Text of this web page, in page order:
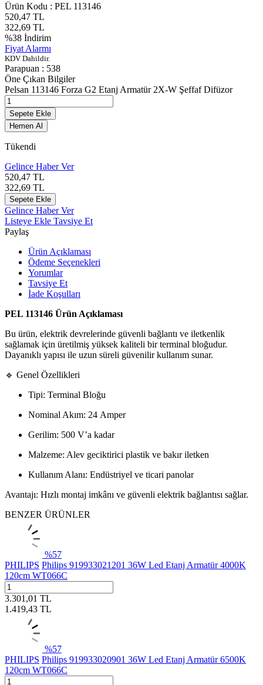
Ürün Kodu : PEL 113146
520,47 TL
322,69 TL
%38 İndirim
Fiyat Alarmı
KDV Dahildir.
Parapuan : 538
Öne Çıkan Bilgiler
Pelsan 113146 Forza G2 Etanj Armatür 2X-W Şeffaf Difüzor
Sepete Ekle
Hemen Al
Tükendi
Gelince Haber Ver
520,47 TL
322,69 TL
Sepete Ekle
Gelince Haber Ver
Listeye Ekle Tavsiye Et
Paylaş
Ürün Açıklaması
Ödeme Seçenekleri
Yorumlar
Tavsiye Et
İade Koşulları
PEL 113146 Ürün Açıklaması
Bu ürün, elektrik devrelerinde güvenli bağlantı ve iletkenlik
sağlamak için üretilmiş yüksek kaliteli bir terminal bloğudur.
Dayanıklı yapısı ile uzun süreli güvenilir kullanım sunar.
🔹 Genel Özellikleri
Tipi: Terminal Bloğu
Nominal Akım: 24 Amper
Gerilim: 500 V’a kadar
Malzeme: Alev geciktirici plastik ve bakır iletken
Kullanım Alanı: Endüstriyel ve ticari panolar
Avantajı: Hızlı montaj imkânı ve güvenli elektrik bağlantısı sağlar.
BENZER ÜRÜNLER
%57
PHILIPS Philips 919933021201 36W Led Etanj Armatür 4000K
120cm WT066C
3.301,01 TL
1.419,43 TL
%57
PHILIPS Philips 919933020901 36W Led Etanj Armatür 6500K
120cm WT066C